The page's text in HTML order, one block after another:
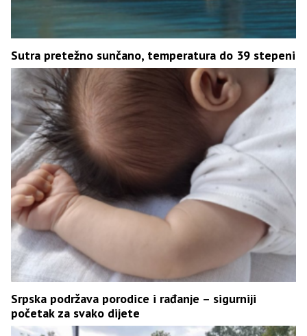
Sutra pretežno sunčano, temperatura do 39 stepeni
Srpska podržava porodice i rađanje – sigurniji
početak za svako dijete